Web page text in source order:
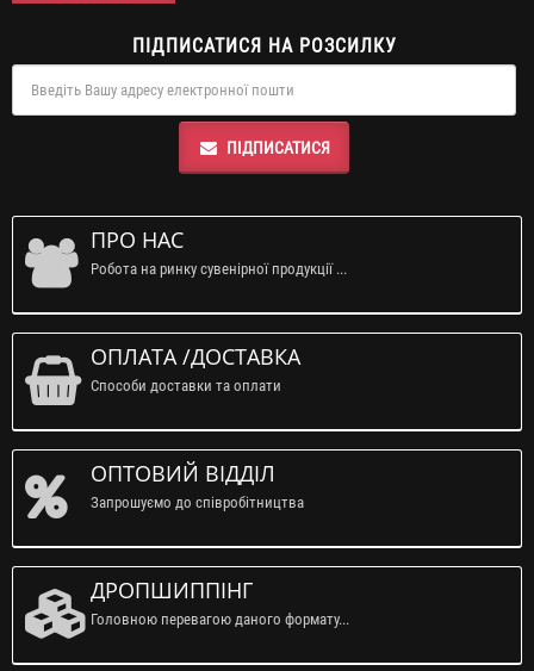
ПІДПИСАТИСЯ НА РОЗСИЛКУ
ПІДПИСАТИСЯ
ПРО НАС
Робота на ринку сувенірної продукції ...
ОПЛАТА /ДОСТАВКА
Способи доставки та оплати
ОПТОВИЙ ВІДДІЛ
Запрошуємо до співробітництва
ДРОПШИППІНГ
Головною перевагою даного формату...